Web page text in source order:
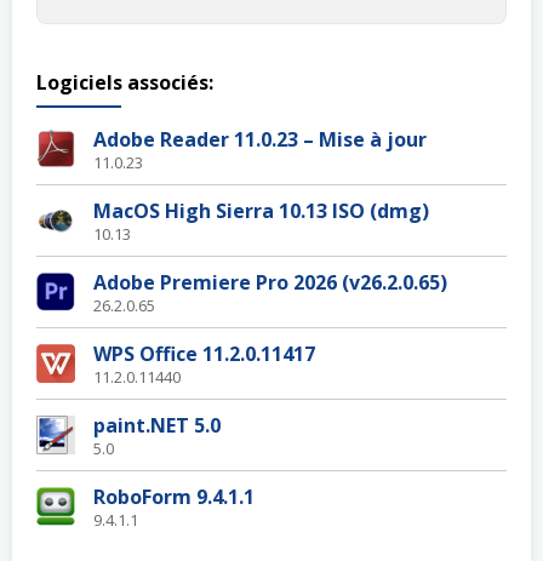
Logiciels associés:
Adobe Reader 11.0.23 – Mise à jour
11.0.23
MacOS High Sierra 10.13 ISO (dmg)
10.13
Adobe Premiere Pro 2026 (v26.2.0.65)
26.2.0.65
WPS Office 11.2.0.11417
11.2.0.11440
paint.NET 5.0
5.0
RoboForm 9.4.1.1
9.4.1.1